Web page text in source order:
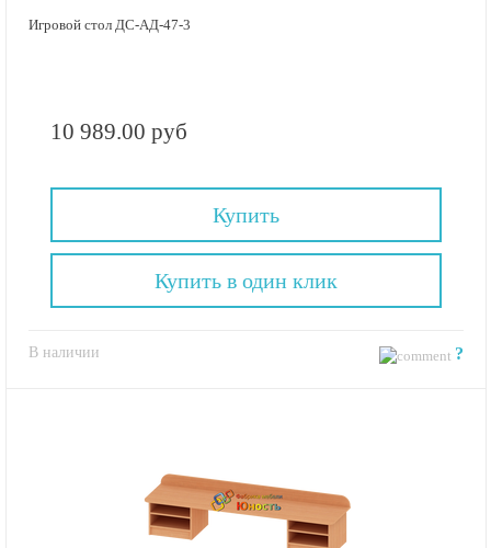
Игровой стол ДС-АД-47-3
10 989.00 руб
Купить
В наличии ?
Купить в один клик